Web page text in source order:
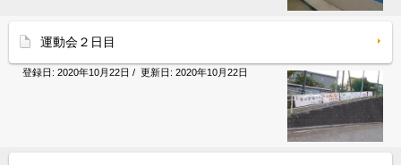
運動会２日目
登録日: 2020年10月22日 / 更新日: 2020年10月22日